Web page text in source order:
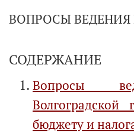
ВОПРОСЫ
СОДЕРЖАНИЕ
Вопросы
бюджету и